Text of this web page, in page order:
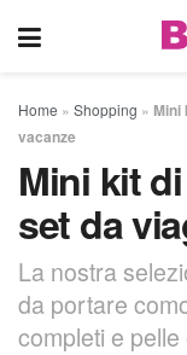
Home » Shopping » Mini
vacanze
Mini kit
set da
La nostra
da portare
completi e